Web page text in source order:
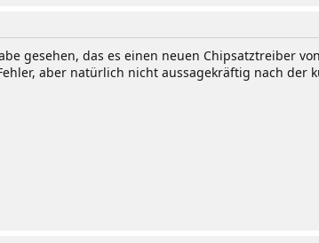
gesehen, das es einen neuen Chipsatztreiber
aber natürlich nicht aussagekräftig nach der